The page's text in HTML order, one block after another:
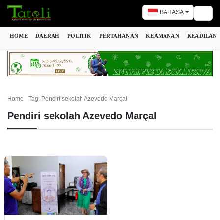
BAHASA
HOME DAERAH POLITIK PERTAHANAN KEAMANAN KEADILAN
Home Tag: Pendiri sekolah Azevedo Marçal
Pendiri sekolah Azevedo Marçal